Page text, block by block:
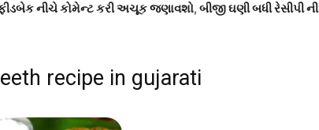
ફીડબેક નીચે કોમેન્ટ કરી અચૂક જણાવશો, બીજી ઘણી બધી રેસીપી ની
recipe in gujarati